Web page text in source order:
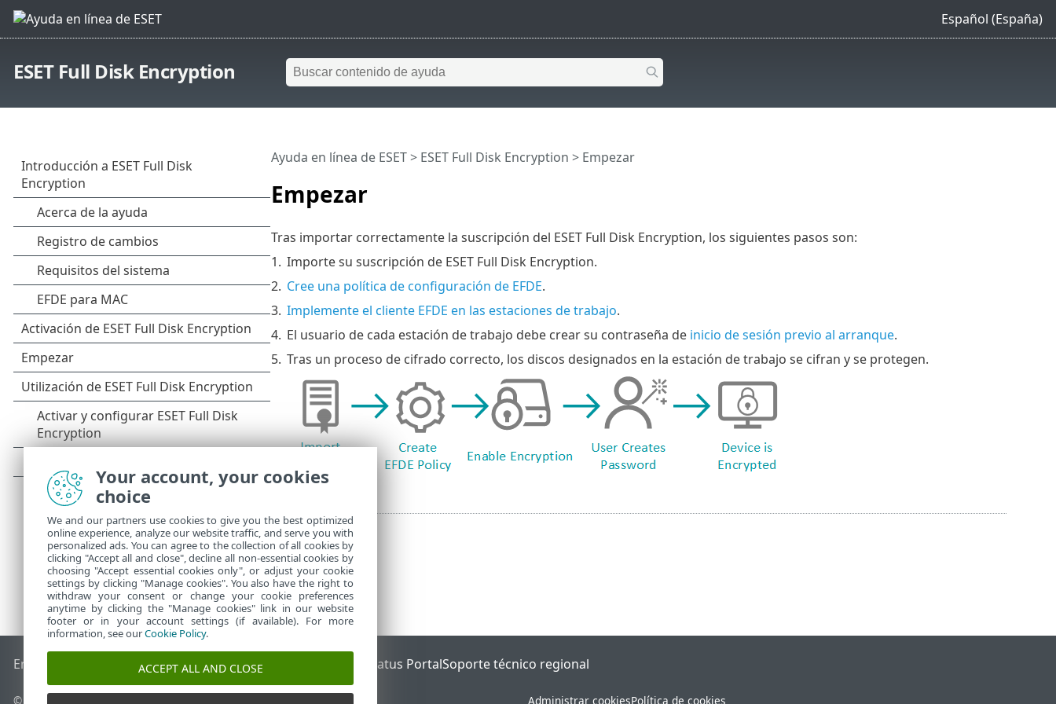
Español (España)
ESET Full Disk Encryption
Empezar
Ayuda en línea de ESET> ESET Full Disk Encryption > Empezar
Tras importar correctamente la suscripción del ESET Full Disk Encryption, los siguientes pasos son:
1. Importe su suscripción de ESET Full Disk Encryption.
2. Cree una política de configuración de EFDE.
3. Implemente el cliente EFDE en las estaciones de trabajo.
4. El usuario de cada estación de trabajo debe crear su contraseña de inicio de sesión previo al arranque.
5. Tras un proceso de cifrado correcto, los discos designados en la estación de trabajo se cifran y se protegen.
End of Life Base de conocimiento de ESETForo de ESET ESET Status PortalSoporte técnico regional
© 1992 - 2026 ESET, spol. s r.o. Todos los derechos reservados. Administrar cookiesPolítica de cookies
Your account, your cookies
choice
We and our partners use cookies to give you the best optimized
online experience, analyze our website traffic, and serve you with
personalized ads. You can agree to the collection of all cookies by
clicking "Accept all and close", decline all non-essential cookies by
choosing "Accept essential cookies only", or adjust your cookie
settings by clicking "Manage cookies". You also have the right to
withdraw your consent or change your cookie preferences
anytime by clicking the "Manage cookies" link in our website
footer or in your account settings (if available). For more
information, see ourCookie Policy.
ACCEPT ALL AND CLOSE